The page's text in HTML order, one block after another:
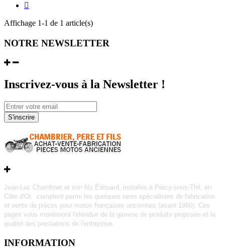

Affichage 1-1 de 1 article(s)
NOTRE NEWSLETTER
Inscrivez-vous à la Newsletter !
S'inscrire
Jean-Luc Chambrier et son fils Édouard, installés à Précy-sous-Thil, en
Côte d'Or, comptent parmi les quelques rares spécialistes de fabrication
et vente de pièces pour motos françaises anciennes (avant 1960). Ces
pages vous montreront l'étendue de la gamme de produits proposés et la
qualité des prestations de l'entreprise.
INFORMATION